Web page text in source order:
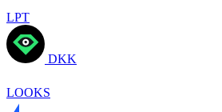
LPT
DKK
LOOKS